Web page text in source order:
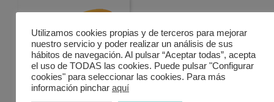
Synonyms and
Utilizamos cookies propias y de terceros para mejorar
nuestro servicio y poder realizar un análisis de sus
hábitos de navegación. Al pulsar “Aceptar todas”, acepta
el uso de TODAS las cookies. Puede pulsar "Configurar
cookies" para seleccionar las cookies. Para más
información pinchar aquí